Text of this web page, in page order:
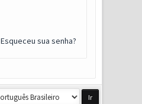
Esqueceu sua senha?